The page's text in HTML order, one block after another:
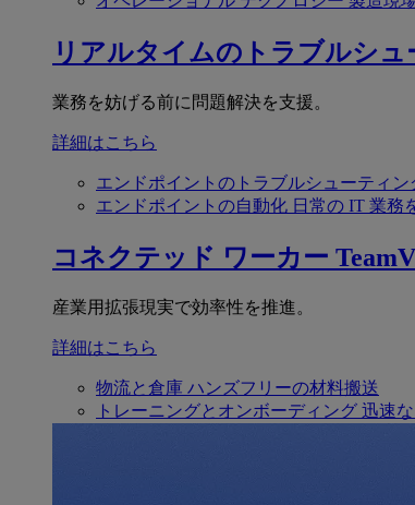
リアルタイムのトラブルシュ
業務を妨げる前に問題解決を支援。
詳細はこちら
エンドポイントのトラブルシューティン
エンドポイントの自動化 日常の IT 業務
コネクテッド ワーカー
産業用拡張現実で効率性を推進。
詳細はこちら
物流と倉庫 ハンズフリーの材料搬送
トレーニングとオンボーディング 迅速